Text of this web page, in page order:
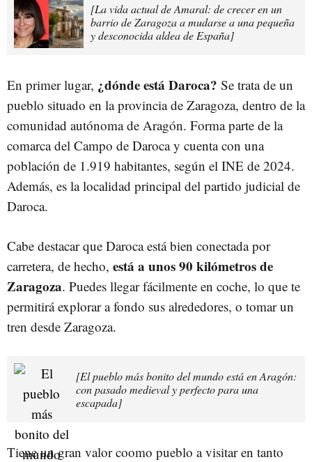
[La vida actual de Amaral: de crecer en un
barrio de Zaragoza a mudarse a una pequeña
y desconocida aldea de España]
En primer lugar, ¿dónde está Daroca? Se trata de un
pueblo situado en la provincia de Zaragoza, dentro de la
comunidad autónoma de Aragón. Forma parte de la
comarca del Campo de Daroca y cuenta con una
población de 1.919 habitantes, según el INE de 2024.
Además, es la localidad principal del partido judicial de
Daroca.
Cabe destacar que Daroca está bien conectada por
carretera, de hecho, está a unos 90 kilómetros de
Zaragoza. Puedes llegar fácilmente en coche, lo que te
permitirá explorar a fondo sus alrededores, o tomar un
tren desde Zaragoza.
[El pueblo más bonito del mundo está en Aragón:
con pasado medieval y perfecto para una
escapada]
Tiene un gran valor coomo pueblo a visitar en tanto